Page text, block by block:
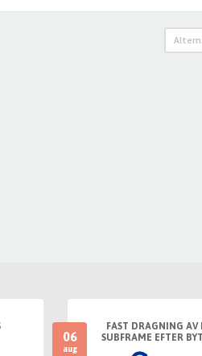
06
aug
FAST DRAGNING AV
SUBFRAME EFTER
SLANGKOPPLING